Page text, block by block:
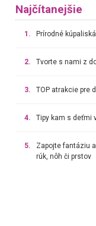
Najčítanejšie
1. Prírodné
2. Tvorte s nami z
3. TOP atrakcie pre
4. Tipy kam s deťmi
5.
Zapojte fantáziu
rúk, nôh či prstov